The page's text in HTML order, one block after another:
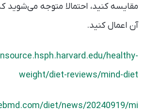
مقایسه کنید، احتمالا متوجه می‌شوید
آن اعمال کنید.
healthy-
weight/diet-reviews/mind-diet
diet/news/20240919/mi